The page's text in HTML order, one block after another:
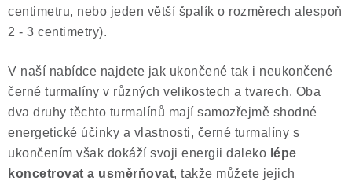
centimetru, nebo jeden větší špalík o rozměrech alespoň
2 - 3 centimetry).
V naší nabídce najdete jak ukončené tak i neukončené
černé turmalíny v různých velikostech a tvarech. Oba
dva druhy těchto turmalínů mají samozřejmě shodné
energetické účinky a vlastnosti, černé turmalíny s
ukončením však dokáží svoji energii daleko lépe
koncetrovat a usměrňovat, takže můžete jejich